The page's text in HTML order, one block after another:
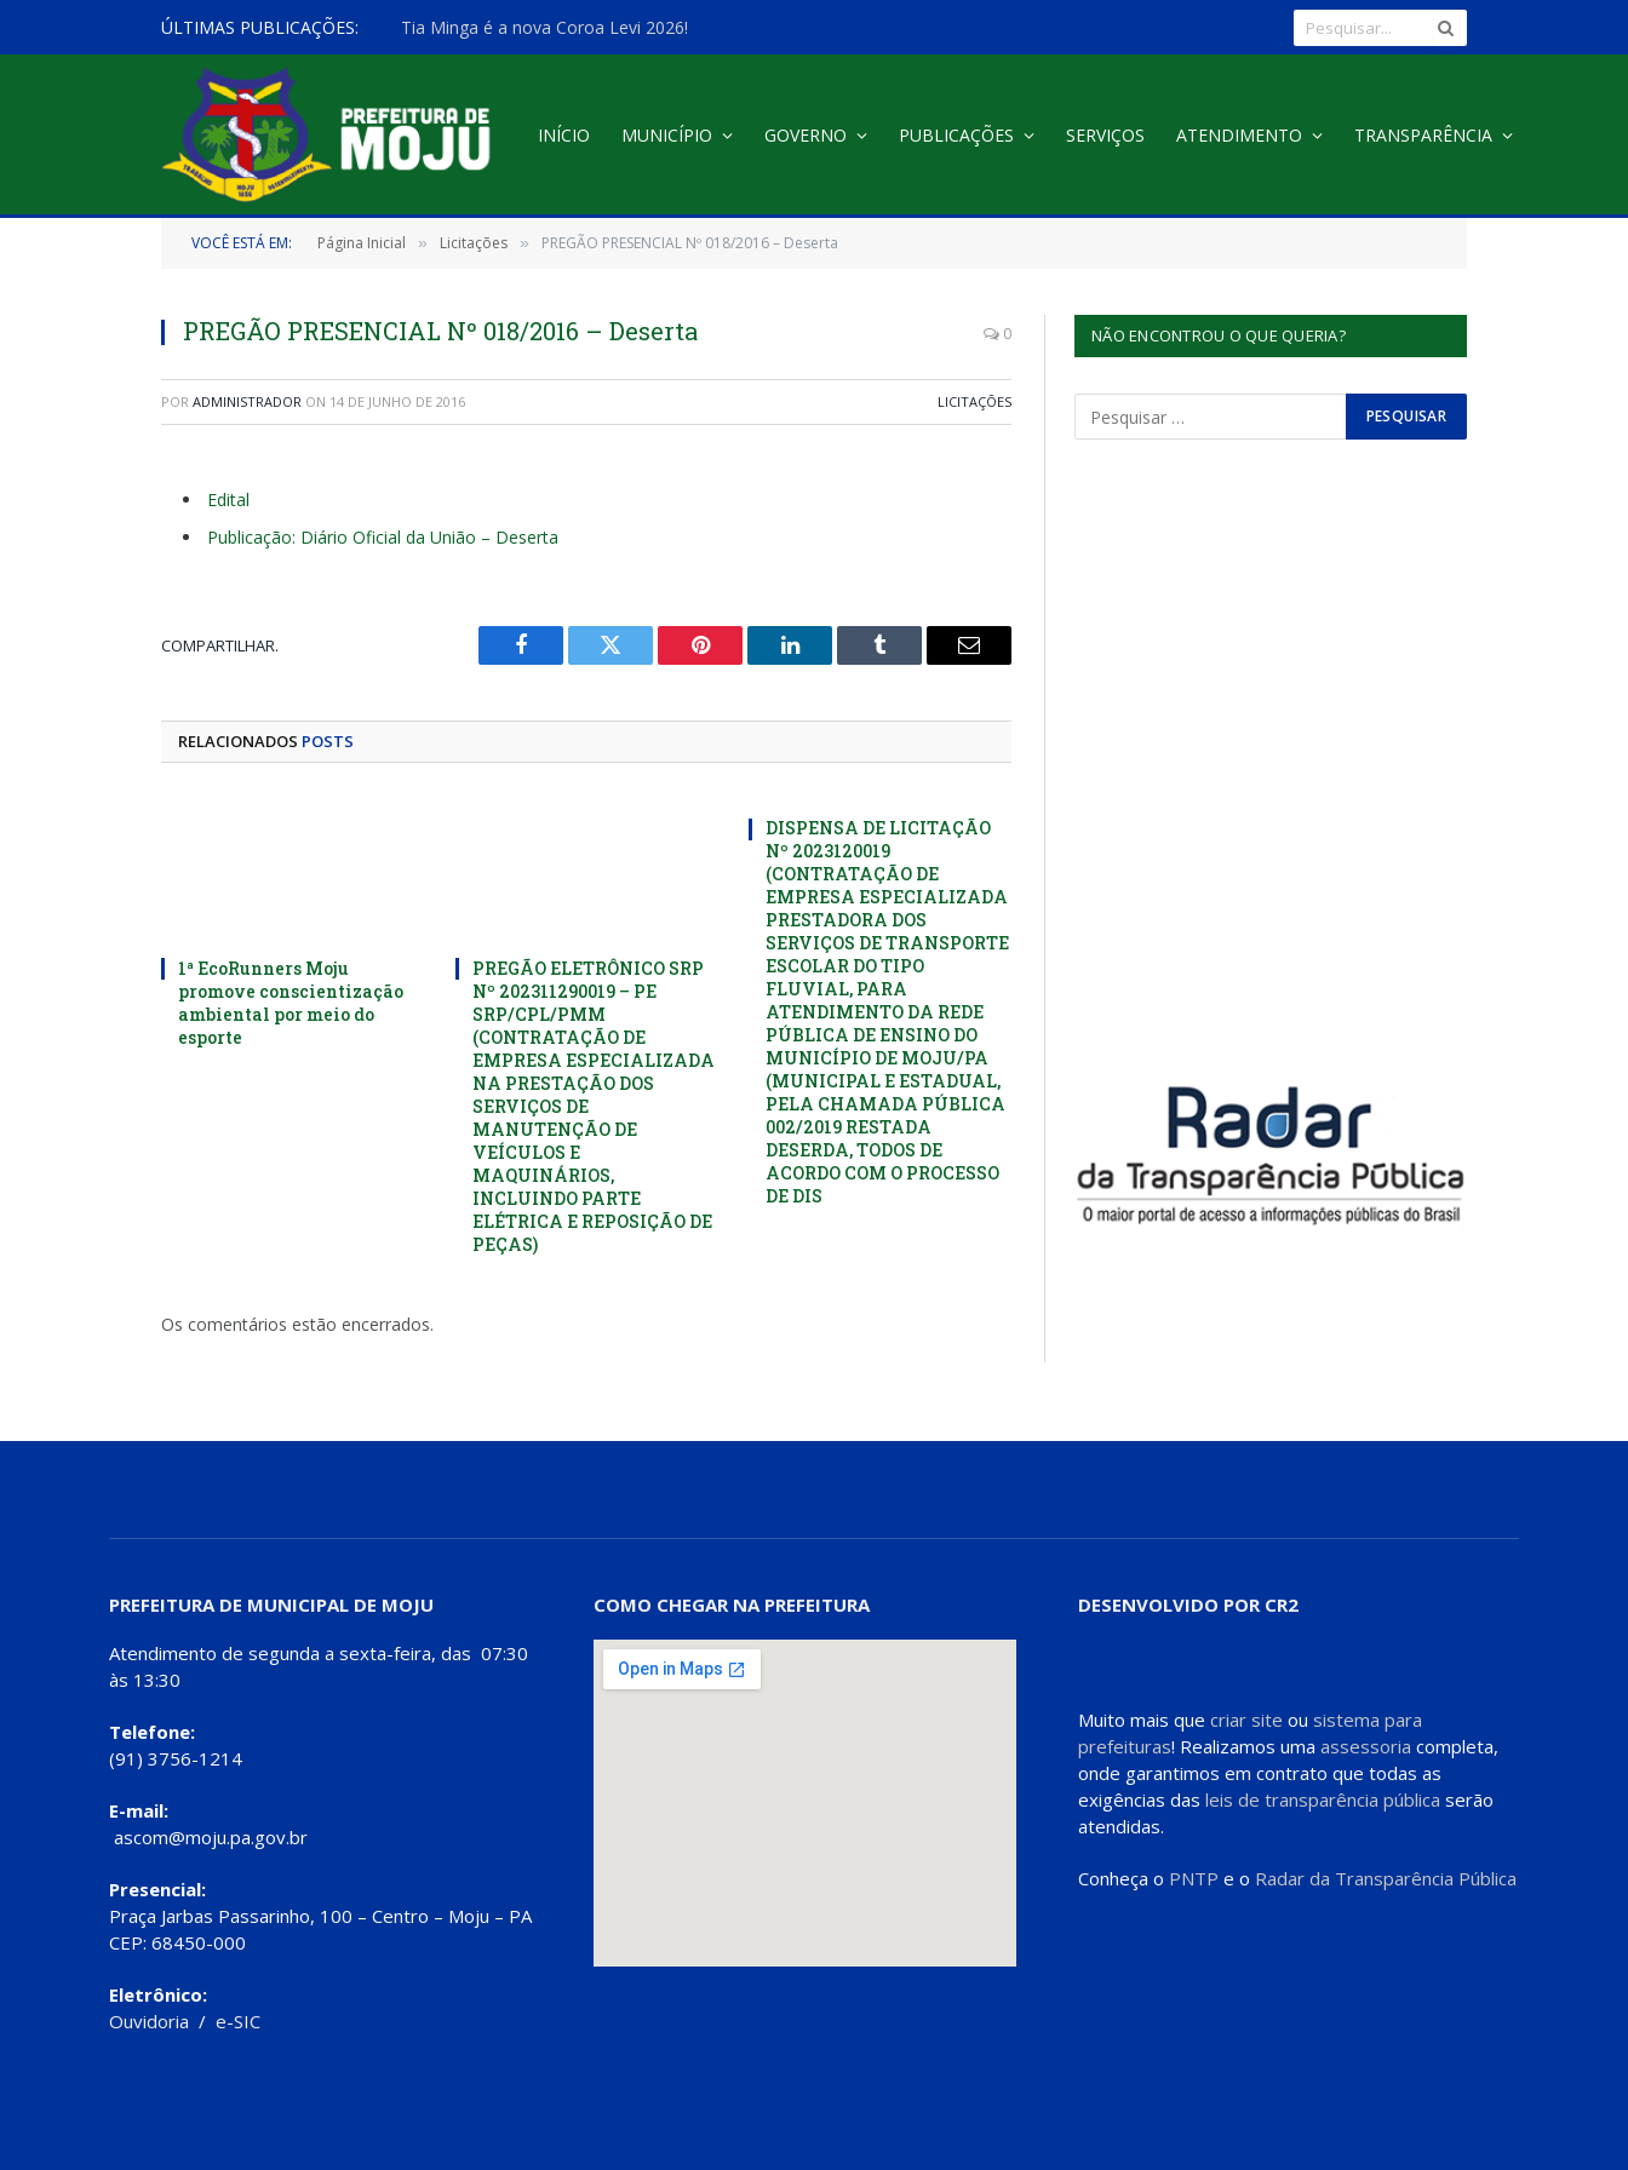
ÚLTIMAS PUBLICAÇÕES: Tia Minga é a nova Coroa Levi 2026!
INÍCIO MUNICÍPIO GOVERNO PUBLICAÇÕES SERVIÇOS ATENDIMENTO TRANSPARÊNCIA
VOCÊ ESTÁ EM: Página Inicial » Licitações » PREGÃO PRESENCIAL Nº 018/2016 – Deserta
PREGÃO PRESENCIAL Nº 018/2016 – Deserta 0
POR ADMINISTRADOR ON 14 DE JUNHO DE 2016 LICITAÇÕES
Edital
Publicação: Diário Oficial da União – Deserta
COMPARTILHAR.
Facebook Twitter Pinterest LinkedIn Tumblr
E-
RELACIONADOS POSTS
1ª EcoRunners Moju
promove conscientização
ambiental por meio do
esporte
PREGÃO ELETRÔNICO SRP
Nº 202311290019 – PE
SRP/CPL/PMM
(CONTRATAÇÃO DE
EMPRESA ESPECIALIZADA
NA PRESTAÇÃO DOS
SERVIÇOS DE
MANUTENÇÃO DE
VEÍCULOS E
MAQUINÁRIOS,
INCLUINDO PARTE
ELÉTRICA E REPOSIÇÃO DE
PEÇAS)
DISPENSA DE LICITAÇÃO
Nº 2023120019
(CONTRATAÇÃO DE
EMPRESA ESPECIALIZADA
PRESTADORA DOS
SERVIÇOS DE TRANSPORTE
ESCOLAR DO TIPO
FLUVIAL, PARA
ATENDIMENTO DA REDE
PÚBLICA DE ENSINO DO
MUNICÍPIO DE MOJU/PA
(MUNICIPAL E ESTADUAL,
PELA CHAMADA PÚBLICA
002/2019 RESTADA
DESERDA, TODOS DE
ACORDO COM O PROCESSO
DE DIS
Os comentários estão encerrados.
NÃO ENCONTROU O QUE QUERIA?
PREFEITURA DE MUNICIPAL DE MOJU
Atendimento de segunda a sexta-feira, das 07:30
às 13:30
Telefone:
(91) 3756-1214
E-mail:
ascom@moju.pa.gov.br
Presencial:
Praça Jarbas Passarinho, 100 – Centro – Moju – PA
CEP: 68450-000
Eletrônico:
Ouvidoria / e-SIC
COMO CHEGAR NA PREFEITURA DESENVOLVIDO POR CR2
Muito mais que criar site ou sistema para
prefeituras! Realizamos uma assessoria completa,
onde garantimos em contrato que todas as
exigências das leis de transparência pública serão
atendidas.
Conheça o PNTP e o Radar da Transparência Pública